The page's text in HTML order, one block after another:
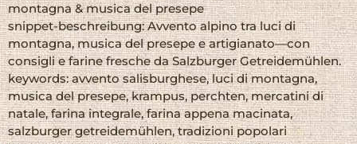
montagna & musica del presepe
snippet-beschreibung: Avvento alpino tra luci di
montagna, musica del presepe e artigianato—con
consigli e farine fresche da Salzburger Getreidemühlen.
keywords: avvento salisburghese, luci di montagna,
musica del presepe, krampus, perchten, mercatini di
natale, farina integrale, farina appena macinata,
salzburger getreidemühlen, tradizioni popolari